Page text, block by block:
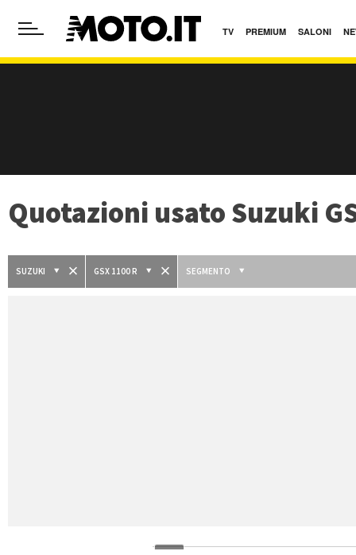
TV PREMIUM SALONI
Quotazioni usato Suzuki
SUZUKI GSX 1100 R SEGMENTO